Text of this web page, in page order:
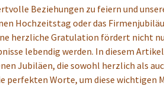
Beziehungen zu feiern und
Hochzeitstag oder das
herzliche Gratulation fördert nicht
lebendig werden. In diesem
Jubiläen, die sowohl herzlich als
perfekten Worte, um diese wichtigen